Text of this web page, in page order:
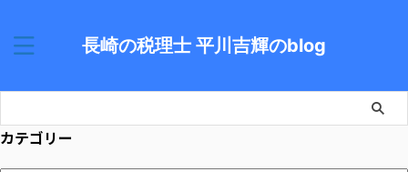
長崎の税理士 平川吉輝のblog
カテゴリー